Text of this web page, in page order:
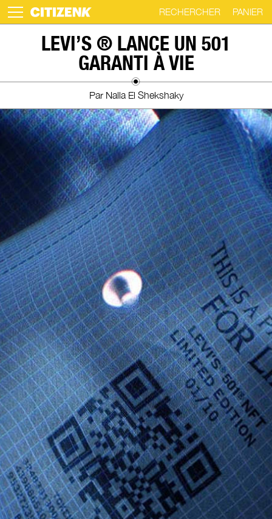
RECHERCHER PANIER
LEVI’S ® LANCE UN 501
GARANTI À VIE
Par Nalla El Shekshaky